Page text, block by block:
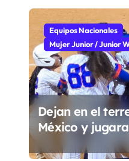
Equipos Nacionales
Mujer Junior / Junior
Dejan en el
México y
el Oro de los JCC